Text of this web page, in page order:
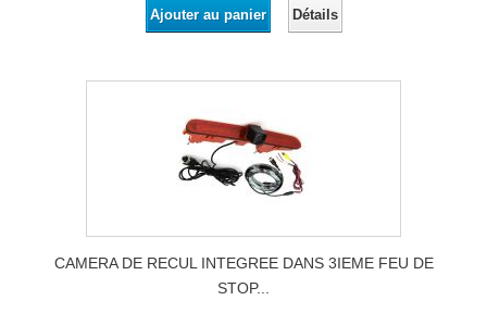
Ajouter au panier Détails
CAMERA DE RECUL INTEGREE DANS 3IEME FEU DE
STOP...